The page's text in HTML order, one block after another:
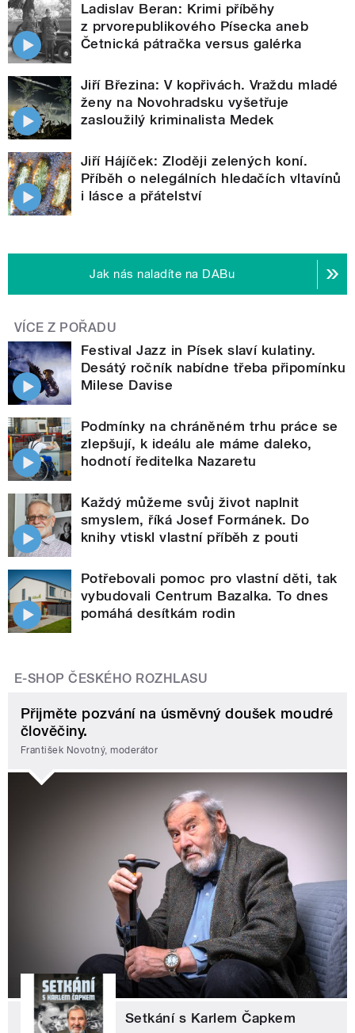
Ladislav Beran: Krimi příběhy
z prvorepublikového Písecka aneb
Četnická pátračka versus galérka
Jiří Březina: V kopřivách. Vraždu mladé
ženy na Novohradsku vyšetřuje
zasloužilý kriminalista Medek
Jiří Hájíček: Zloději zelených koní.
Příběh o nelegálních hledačích vltavínů
i lásce a přátelství
Jak nás naladíte na DABu
VÍCE Z POŘADU
Festival Jazz in Písek slaví kulatiny.
Desátý ročník nabídne třeba připomínku
Milese Davise
Podmínky na chráněném trhu práce se
zlepšují, k ideálu ale máme daleko,
hodnotí ředitelka Nazaretu
Každý můžeme svůj život naplnit
smyslem, říká Josef Formánek. Do
knihy vtiskl vlastní příběh z pouti
Potřebovali pomoc pro vlastní děti, tak
vybudovali Centrum Bazalka. To dnes
pomáhá desítkám rodin
E-SHOP ČESKÉHO ROZHLASU
Přijměte pozvání na úsměvný doušek moudré
člověčiny.
František Novotný, moderátor
Setkání s Karlem Čapkem